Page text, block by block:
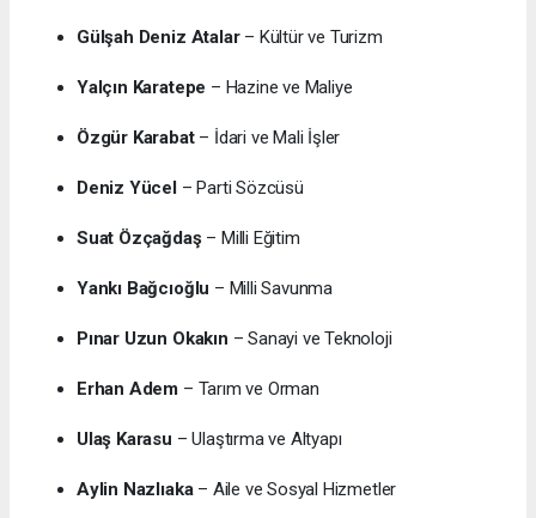
Gülşah Deniz Atalar– Kültür ve Turizm
Yalçın Karatepe – Hazine ve Maliye
Özgür Karabat– İdari ve Mali İşler
Deniz Yücel– Parti Sözcüsü
Suat Özçağdaş– Milli Eğitim
Yankı Bağcıoğlu – Milli Savunma
Pınar Uzun Okakın – Sanayi ve Teknoloji
Erhan Adem – Tarım ve Orman
Ulaş Karasu – Ulaştırma ve Altyapı
Aylin Nazlıaka– Aile ve Sosyal Hizmetler